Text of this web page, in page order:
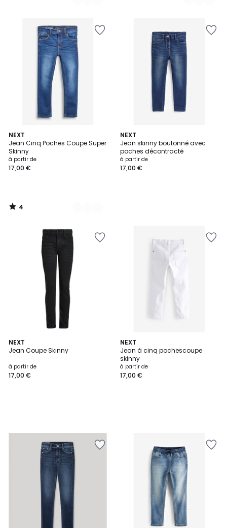
NEXT
Jean Cinq Poches Coupe Super
Skinny
à partir de
17,00 €
4
/
5
4
Couleurs
4
/
NEXT
Jean skinny boutonné avec
poches décontracté
à partir de
17,00 €
NEXT
Jean Coupe Skinny
à partir de
17,00 €
NEXT
Jean à cinq pochescoupe
skinny
à partir de
17,00 €